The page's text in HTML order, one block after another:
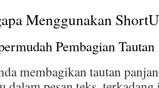
Menggunakan
Pembagian Tautan
membagikan tautan